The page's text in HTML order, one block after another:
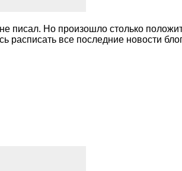
писал. Но произошло столько
все последние новости